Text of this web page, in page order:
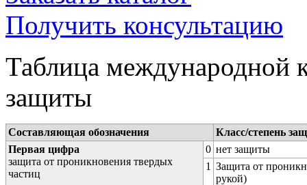
Получить консультацию
Таблица международной
защиты
Составляющая обозначения
Класс/степень
Первая цифра
защита от проникновения твердых
частиц
0 нет защиты
1 Защита от
рукой)